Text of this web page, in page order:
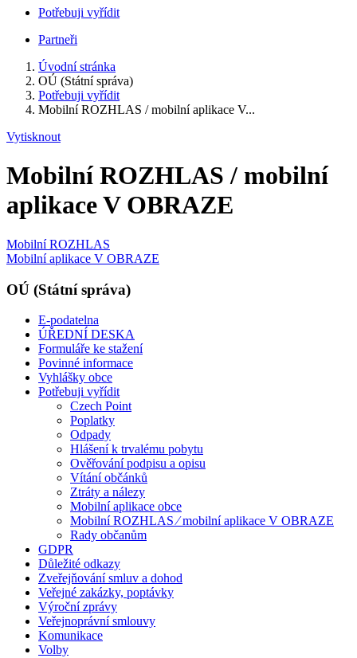
Potřebuji vyřídit
Partneři
Úvodní stránka
OÚ (Státní správa)
Potřebuji vyřídit
Mobilní ROZHLAS / mobilní aplikace V...
Vytisknout
Mobilní ROZHLAS / mobilní
aplikace V OBRAZE
Mobilní ROZHLAS
Mobilní aplikace V OBRAZE
OÚ (Státní správa)
E-podatelna
ÚŘEDNÍ DESKA
Formuláře ke stažení
Povinné informace
Vyhlášky obce
Potřebuji vyřídit
Czech Point
Poplatky
Odpady
Hlášení k trvalému pobytu
Ověřování podpisu a opisu
Vítání občánků
Ztráty a nálezy
Mobilní aplikace obce
Mobilní ROZHLAS ⁄ mobilní aplikace V OBRAZE
Rady občanům
GDPR
Důležité odkazy
Zveřejňování smluv a dohod
Veřejné zakázky, poptávky
Výroční zprávy
Veřejnoprávní smlouvy
Komunikace
Volby